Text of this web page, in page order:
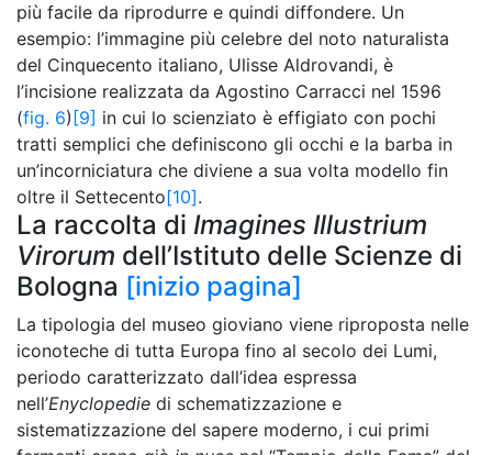
più facile da riprodurre e quindi diffondere. Un
esempio: l’immagine più celebre del noto naturalista
del Cinquecento italiano, Ulisse Aldrovandi, è
l’incisione realizzata da Agostino Carracci nel 1596
(fig. 6) [9] in cui lo scienziato è effigiato con pochi
tratti semplici che definiscono gli occhi e la barba in
un’incorniciatura che diviene a sua volta modello fin
oltre il Settecento[10].
La raccolta di Imagines Illustrium
Virorum dell’Istituto delle Scienze di
Bologna [inizio pagina]
La tipologia del museo gioviano viene riproposta nelle
iconoteche di tutta Europa fino al secolo dei Lumi,
periodo caratterizzato dall’idea espressa
nell’Enyclopedie di schematizzazione e
sistematizzazione del sapere moderno, i cui primi